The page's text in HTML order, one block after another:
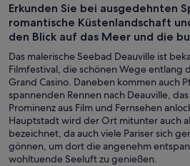
Erkunden Sie bei ausgedehnten
romantische Küstenlandschaft
den Blick auf das Meer und die
Das malerische Seebad Deauville ist
Filmfestival, die schönen Wege entlang
Grand Casino. Daneben kommen auch
spannenden Rennen nach Deauville,
Prominenz aus Film und Fernsehen
Hauptstadt wird der Ort mitunter auch
bezeichnet, da auch viele Pariser sich
gönnen, um dort die angenehm
wohltuende Seeluft zu genießen.